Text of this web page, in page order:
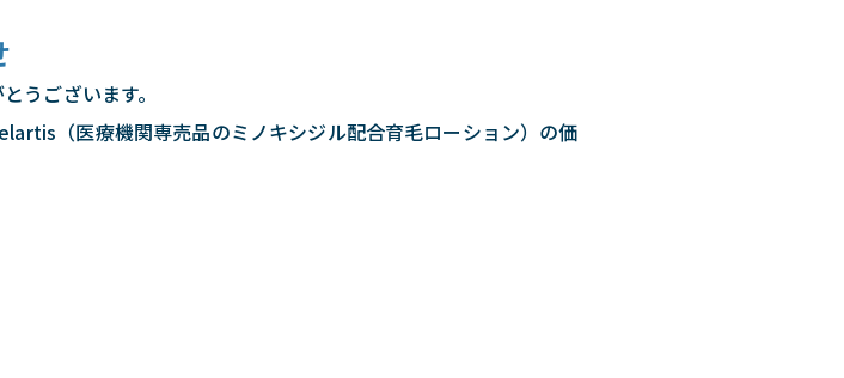
うございます。
（医療機関専売品のミノキシジル配合育毛ローション）の価